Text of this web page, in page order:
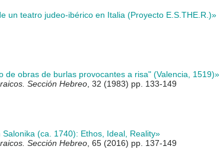
un teatro judeo-ibérico en Italia (Proyecto E.S.THE.R.)»
de obras de burlas provocantes a risa" (Valencia, 1519)»
Sección Hebreo , 32 (1983) pp. 133-149
(ca. 1740): Ethos, Ideal, Reality»
Sección Hebreo , 65 (2016) pp. 137-149